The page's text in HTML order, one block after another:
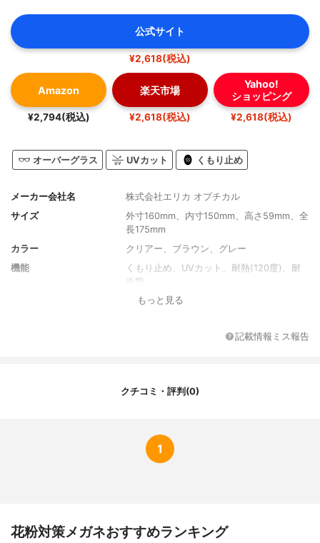
公式サイト
¥2,618(税込)
Amazon
¥2,794(税込)
楽天市場
¥2,618(税込)
Yahoo!
ショッピング
¥2,618(税込)
オーバーグラス UVカット くもり止め
メーカー会社名
株式会社エリカ オプチカル
サイズ
外寸160mm、内寸150mm、高さ59mm、全
長175mm
カラー
クリアー、ブラウン、グレー
機能
くもり止め、UVカット、耐熱(120度)、耐
衝撃
もっと見る
記載情報ミス報告
クチコミ・評判(0)
1
花粉対策メガネおすすめランキング